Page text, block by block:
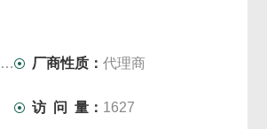
厂商性质：代理商
访 问 量： 1627